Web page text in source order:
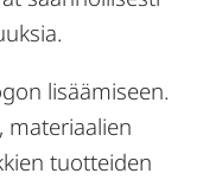
lisäämiseen.
materiaalien
tuotteiden